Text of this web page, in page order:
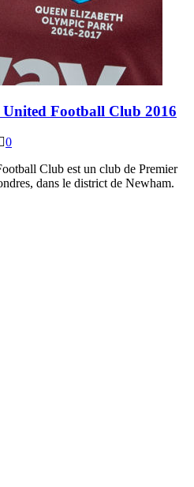
United Football Club 2016
0
Club est un club de Premier
dans le district de Newham.